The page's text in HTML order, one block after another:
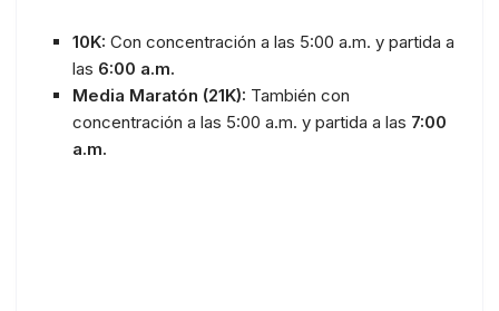
10K: Con concentración a las 5:00 a.m. y partida a
las 6:00 a.m.
Media Maratón (21K): También con
concentración a las 5:00 a.m. y partida a las 7:00
a.m.